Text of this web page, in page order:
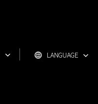
LANGUAGE